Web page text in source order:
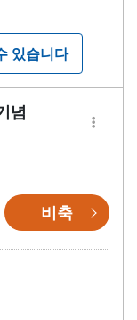
있습니다
념
비축